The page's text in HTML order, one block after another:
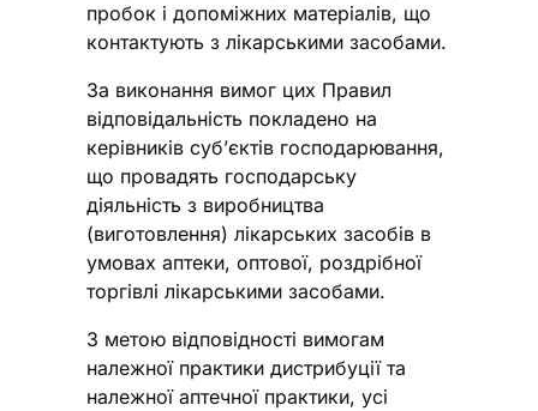
пробок і допоміжних матеріалів, що
контактують з лікарськими засобами.
За виконання вимог цих Правил
відповідальність покладено на
керівників суб’єктів господарювання,
що провадять господарську
діяльність з виробництва
(виготовлення) лікарських засобів в
умовах аптеки, оптової, роздрібної
торгівлі лікарськими засобами.
З метою відповідності вимогам
належної практики дистрибуції та
належної аптечної практики, усі